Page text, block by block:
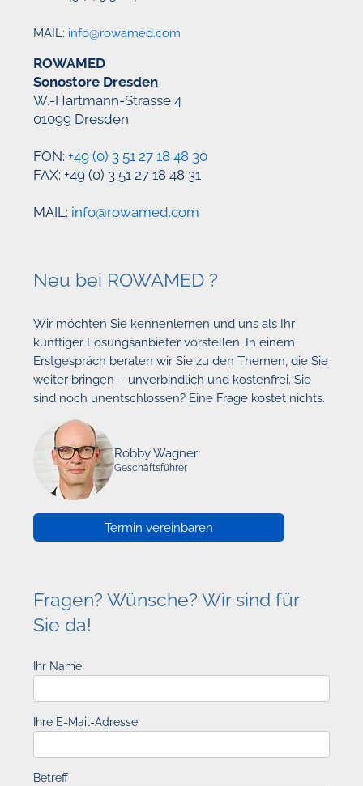
MAIL: info@rowamed.com
ROWAMED
Sonostore Dresden
W.-Hartmann-Strasse 4
01099 Dresden
FON:+49 (0) 3 51 27 18 48 30
FAX: +49 (0) 3 51 27 18 48 31
MAIL: info@rowamed.com
Neu bei ROWAMED ?
Wir möchten Sie kennenlernen und uns als Ihr
künftiger Lösungsanbieter vorstellen. In einem
Erstgespräch beraten wir Sie zu den Themen, die Sie
weiter bringen – unverbindlich und kostenfrei. Sie
sind noch unentschlossen? Eine Frage kostet nichts.
Robby Wagner
Geschäftsführer
Termin vereinbaren
Fragen? Wünsche? Wir sind für
Sie da!
Ihr Name
Ihre E-Mail-Adresse
Betreff